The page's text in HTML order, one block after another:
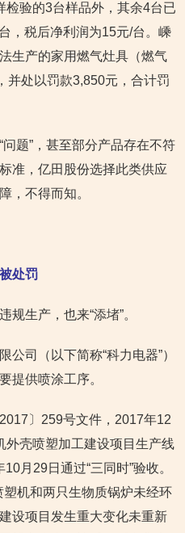
验的3台样品外，其余4台已
，税后净利润为15元/台。嵊
生产的家用燃气灶具（燃气
并处以罚款3,850元，合计罚
题”，甚至部分产品存在不符
准，亿田股份选择此类供应
，不得而知。
处罚
生产，也来“添堵”。
司（以下简称“科力电器”）
提供喷涂工序。
〕259号文件，2017年12
外壳喷塑加工建设项目生产线
月29日通过“三同时”验收。
机和两只生物质锅炉未经环
设项目发生重大变化未重新